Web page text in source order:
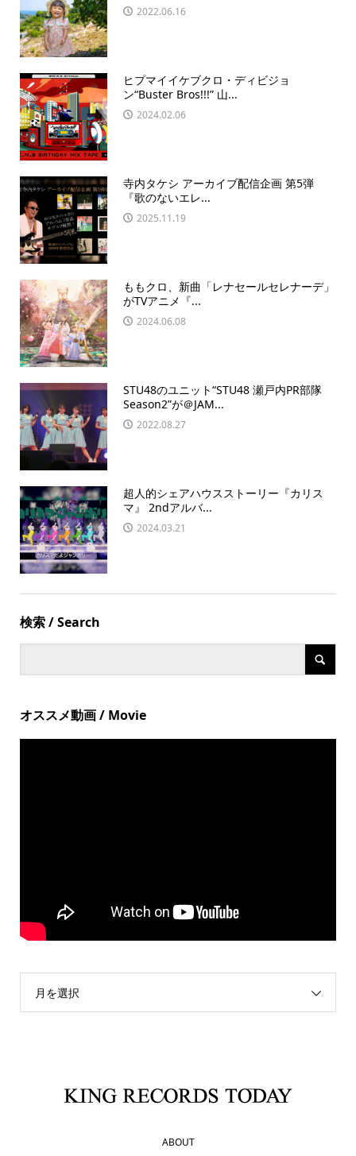
2022.06.16
ヒプマイイケブクロ・ディビジョ
ン“Buster Bros!!!” 山...
2024.02.06
寺内タケシ アーカイブ配信企画 第5弾
『歌のないエレ...
2025.11.19
ももクロ、新曲「レナセールセレナーデ」
がTVアニメ『...
2024.06.08
STU48のユニット“STU48 瀬戸内PR部隊
Season2”が＠JAM...
2022.08.27
超人的シェアハウスストーリー『カリス
マ』 2ndアルバ...
2024.03.21
検索 / Search
オススメ動画 / Movie
月を選択
ABOUT